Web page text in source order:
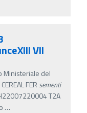
VII
Ministeriale del
FER sementi
T2A
…